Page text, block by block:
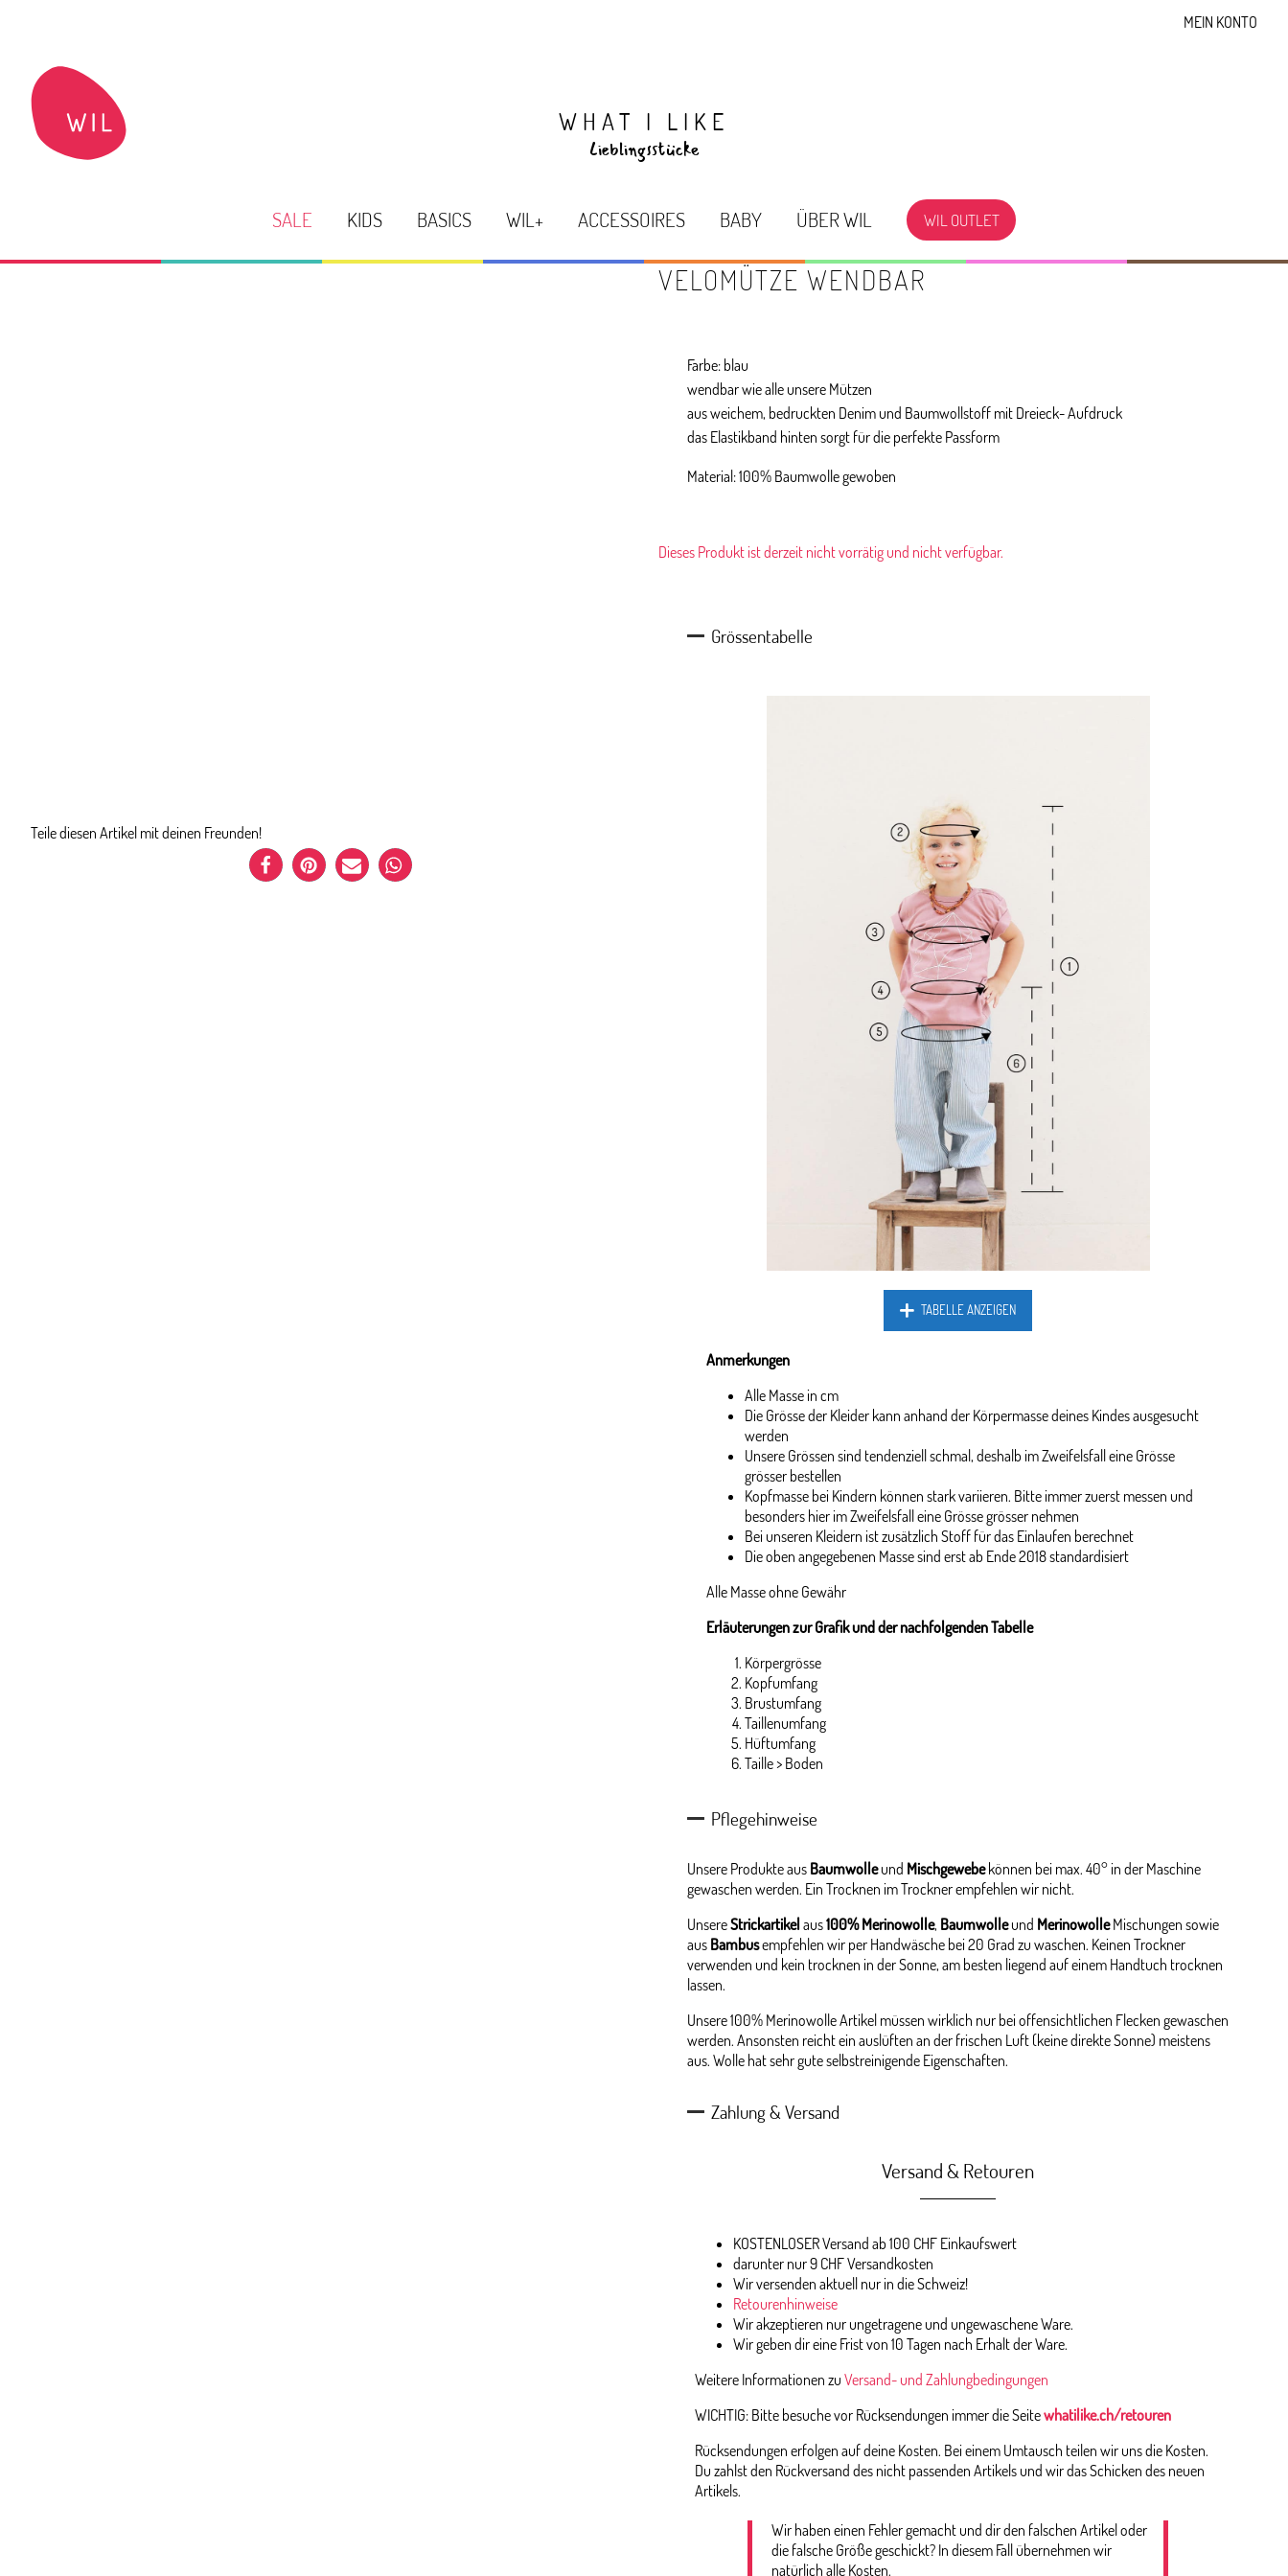
MEIN KONTO
WHAT I LIKE
Lieblingsstücke
SALE KIDS BASICS WIL+ ACCESSOIRES BABY ÜBER WIL WIL OUTLET
Teile diesen Artikel mit deinen Freunden!
VELOMÜTZE WENDBAR
Farbe: blau
wendbar wie alle unsere Mützen
aus weichem, bedruckten Denim und Baumwollstoff mit Dreieck- Aufdruck
das Elastikband hinten sorgt für die perfekte Passform
Material: 100% Baumwolle gewoben
Dieses Produkt ist derzeit nicht vorrätig und nicht verfügbar.
Grössentabelle
TABELLE ANZEIGEN
Anmerkungen
Alle Masse in cm
Die Grösse der Kleider kann anhand der Körpermasse deines Kindes ausgesucht
werden
Unsere Grössen sind tendenziell schmal, deshalb im Zweifelsfall eine Grösse
grösser bestellen
Kopfmasse bei Kindern können stark variieren. Bitte immer zuerst messen und
besonders hier im Zweifelsfall eine Grösse grösser nehmen
Bei unseren Kleidern ist zusätzlich Stoff für das Einlaufen berechnet
Die oben angegebenen Masse sind erst ab Ende 2018 standardisiert
Alle Masse ohne Gewähr
Erläuterungen zur Grafik und der nachfolgenden Tabelle
Körpergrösse
Kopfumfang
Brustumfang
Taillenumfang
Hüftumfang
Taille > Boden
Pflegehinweise
Unsere Produkte aus Baumwolleund Mischgewebekönnen bei max. 40° in der Maschine
gewaschen werden. Ein Trocknen im Trockner empfehlen wir nicht.
UnsereStrickartikel aus100% Merinowolle, Baumwolleund MerinowolleMischungen sowie
aus Bambusempfehlen wir per Handwäsche bei 20 Grad zu waschen. Keinen Trockner
verwenden und kein trocknen in der Sonne, am besten liegend auf einem Handtuch trocknen
lassen.
Unsere 100% Merinowolle Artikel müssen wirklich nur bei offensichtlichen Flecken gewaschen
werden. Ansonsten reicht ein auslüften an der frischen Luft (keine direkte Sonne) meistens
aus. Wolle hat sehr gute selbstreinigende Eigenschaften.
Zahlung & Versand
Versand & Retouren
KOSTENLOSER Versand ab 100 CHF Einkaufswert
darunter nur 9 CHF Versandkosten
Wir versenden aktuell nur in die Schweiz!
Retourenhinweise
Wir akzeptieren nur ungetragene und ungewaschene Ware.
Wir geben dir eine Frist von 10 Tagen nach Erhalt der Ware.
Weitere Informationen zu Versand- und Zahlungbedingungen
WICHTIG: Bitte besuche vor Rücksendungen immer die Seitewhatilike.ch/retouren
Rücksendungen erfolgen auf deine Kosten. Bei einem Umtausch teilen wir uns die Kosten.
Du zahlst den Rückversand des nicht passenden Artikels und wir das Schicken des neuen
Artikels.
Wir haben einen Fehler gemacht und dir den falschen Artikel oder
die falsche Größe geschickt? In diesem Fall übernehmen wir
natürlich alle Kosten.